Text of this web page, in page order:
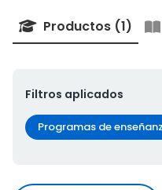
Productos (1)
Filtros aplicados
Programas de